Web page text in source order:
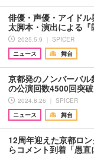
俳優・声優・アイド
太脚本・演出による
2025.5.9 ｜ SPICER
ニュース
舞台
京都発のノンバーバ
の公演回数4500回突破
2024.8.26 ｜ SPICER
ニュース
舞台
12周年迎えた京都ロ
らコメント到着「愚